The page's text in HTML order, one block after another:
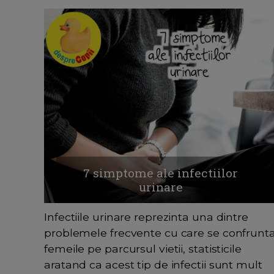
7 simptome ale infectiilor
urinare
Infectiile urinare reprezinta una dintre
problemele frecvente cu care se
femeile pe parcursul vietii, statisticile
aratand ca acest tip de infectii sunt mult